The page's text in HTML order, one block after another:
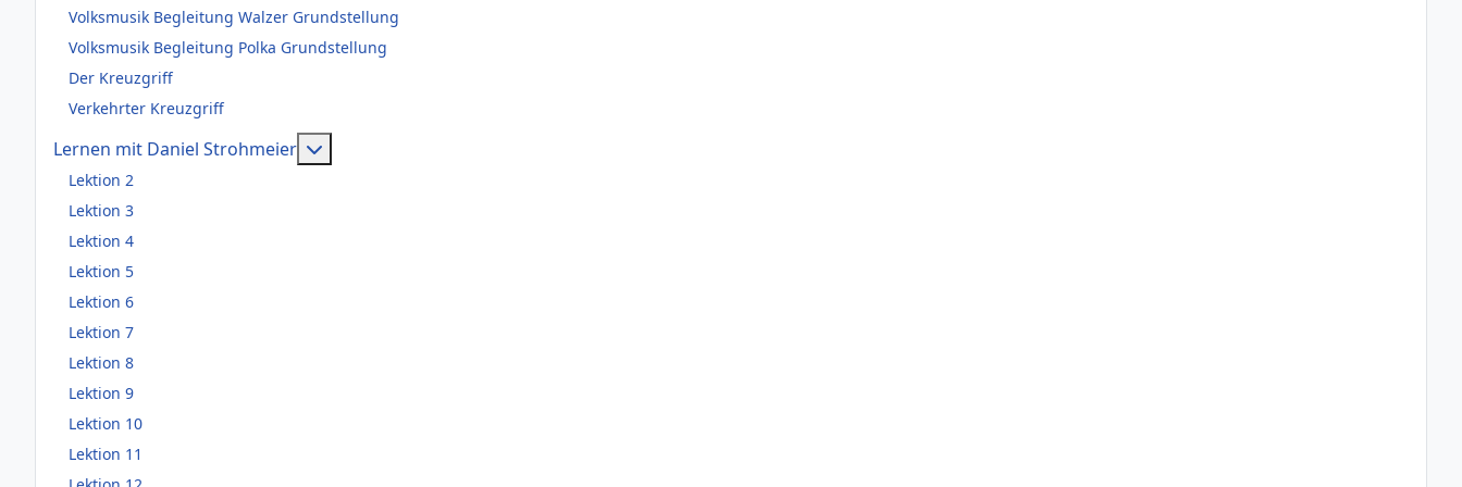
Volksmusik Begleitung Walzer Grundstellung
Volksmusik Begleitung Polka Grundstellung
Der Kreuzgriff
Verkehrter Kreuzgriff
Lernen mit Daniel Strohmeier
Lektion 2
Lektion 3
Lektion 4
Lektion 5
Lektion 6
Lektion 7
Lektion 8
Lektion 9
Lektion 10
Lektion 11